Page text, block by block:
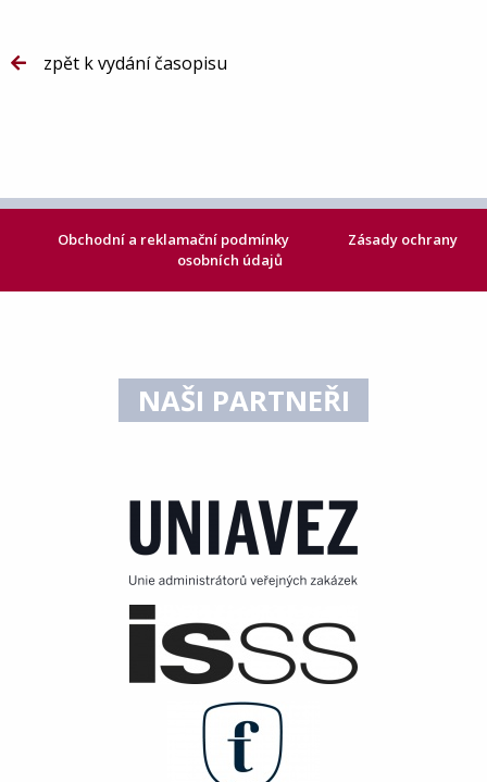
zpět k vydání časopisu
Obchodní a reklamační podmínky
Zásady ochrany
osobních údajů
NAŠI PARTNEŘI